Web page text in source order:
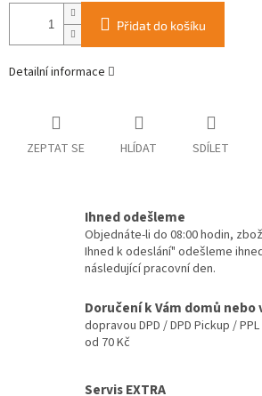
Přidat do košíku
Detailní informace
ZEPTAT SE HLÍDAT SDÍLET
Ihned odešleme
Objednáte-li do 08:00 hodin,
Ihned k odeslání" odešleme
následující pracovní den.
Doručení k Vám domů
dopravou DPD / DPD Pickup /
od 70 Kč
Servis EXTRA